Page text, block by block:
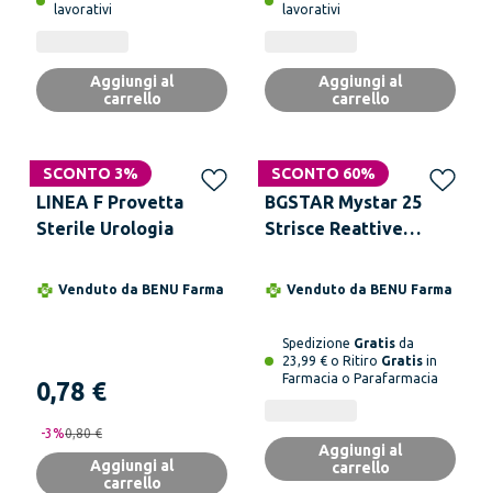
lavorativi
Aggiungi al
carrello
lavorativi
Aggiungi al
carrello
SCONTO 3%
LINEA F Provetta
Sterile Urologia
Venduto da BENU Farma
0,78 €
-3%0,80 €
Aggiungi al
carrello
SCONTO 60%
BGSTAR Mystar 25
Strisce Reattive
Venduto da BENU Farma
Spedizione Gratis da
23,99 € o Ritiro Gratis in
Farmacia o Parafarmacia
Aggiungi al
carrello